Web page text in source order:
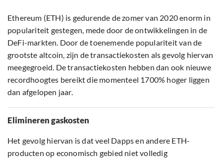
Ethereum (ETH) is gedurende de zomer van 2020 enorm in
populariteit gestegen, mede door de ontwikkelingen in de
DeFi-markten. Door de toenemende populariteit van de
grootste altcoin, zijn de transactiekosten als gevolg hiervan
meegegroeid. De transactiekosten hebben dan ook nieuwe
recordhoogtes bereikt die momenteel 1700% hoger liggen
dan afgelopen jaar.
Elimineren gaskosten
Het gevolg hiervan is dat veel Dapps en andere ETH-
producten op economisch gebied niet volledig